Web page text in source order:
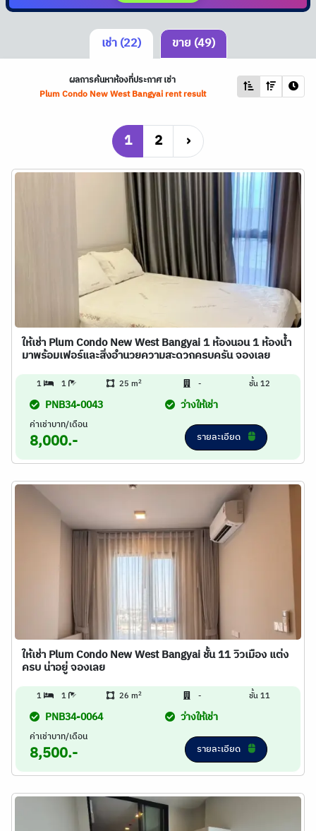
เช่า (22) ขาย (49)
ผลการค้นหาห้องที่ประกาศ เช่า
Plum Condo New West Bangyai rent result
1 2 ›
ให้เช่า Plum Condo New West Bangyai 1 ห้องนอน 1 ห้องน้ำ
มาพร้อมเฟอร์และสิ่งอำนวยความสะดวกครบครัน จองเลย
1 1 25 m2 - ชั้น 12
PNB34-0043 ว่างให้เช่า
ค่าเช่าบาท/เดือน
8,000.- รายละเอียด
ให้เช่า Plum Condo New West Bangyai ชั้น 11 วิวเมือง แต่ง
ครบ น่าอยู่ จองเลย
1 1 26 m2 - ชั้น 11
PNB34-0064 ว่างให้เช่า
ค่าเช่าบาท/เดือน
8,500.- รายละเอียด